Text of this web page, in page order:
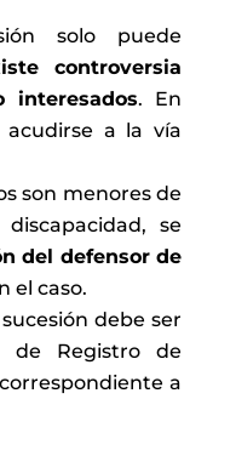
solo puede
controversia
interesados. En
acudirse a la vía
son menores de
se
del defensor de
el caso.
debe ser
de Registro de
a